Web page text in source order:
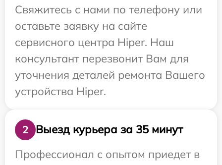
Свяжитесь с нами по телефону или
оставьте заявку на сайте
сервисного центра Hiper. Наш
консультант перезвонит Вам для
уточнения деталей ремонта Вашего
устройства Hiper.
2
Выезд курьера за 35 минут
Профессионал с опытом приедет в